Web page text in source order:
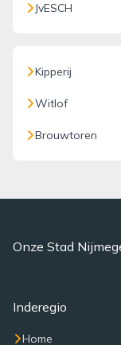
JvESCH
Kipperij
Witlof
Brouwtoren
Onze Stad
Inderegio
Home